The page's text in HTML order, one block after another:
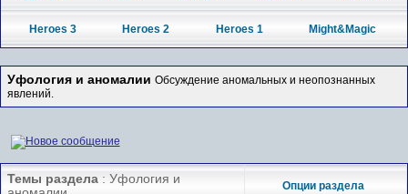
Heroes 3 Heroes 2 Heroes 1 Might&Magic
Уфология и аномалии Обсуждение аномальных и неопознанных
явлений.
Темы раздела : Уфология и
Опции раздела